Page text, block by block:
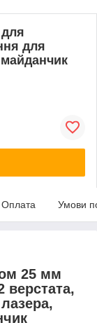
для
Оплата Умови
25 мм
верстата,